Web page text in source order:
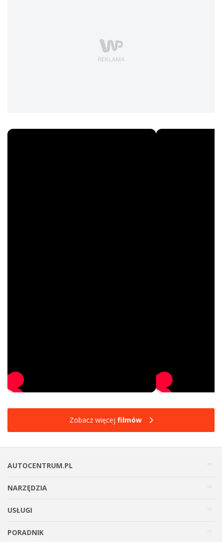
Zobacz więcej filmów
AUTOCENTRUM.PL
NARZĘDZIA
USŁUGI
PORADNIK